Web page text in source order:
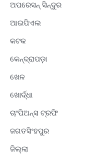
ଅପରେସନ୍ ସିନ୍ଦୁର
ଆଇପିଏଲ
କଟକ
କେନ୍ଦ୍ରାପଡ଼ା
ଖେଳ
ଖୋର୍ଦ୍ଧା
ଚାଂପିଅନ୍ସ ଟ୍ରଫି
ଜଗତସିଂହପୁର
ଜିଲ୍ଲା